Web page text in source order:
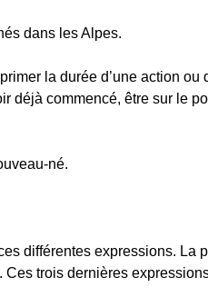
dans les Alpes.
la durée d’une action ou
déjà commencé, être sur le
né.
différentes expressions. La
Ces trois dernières